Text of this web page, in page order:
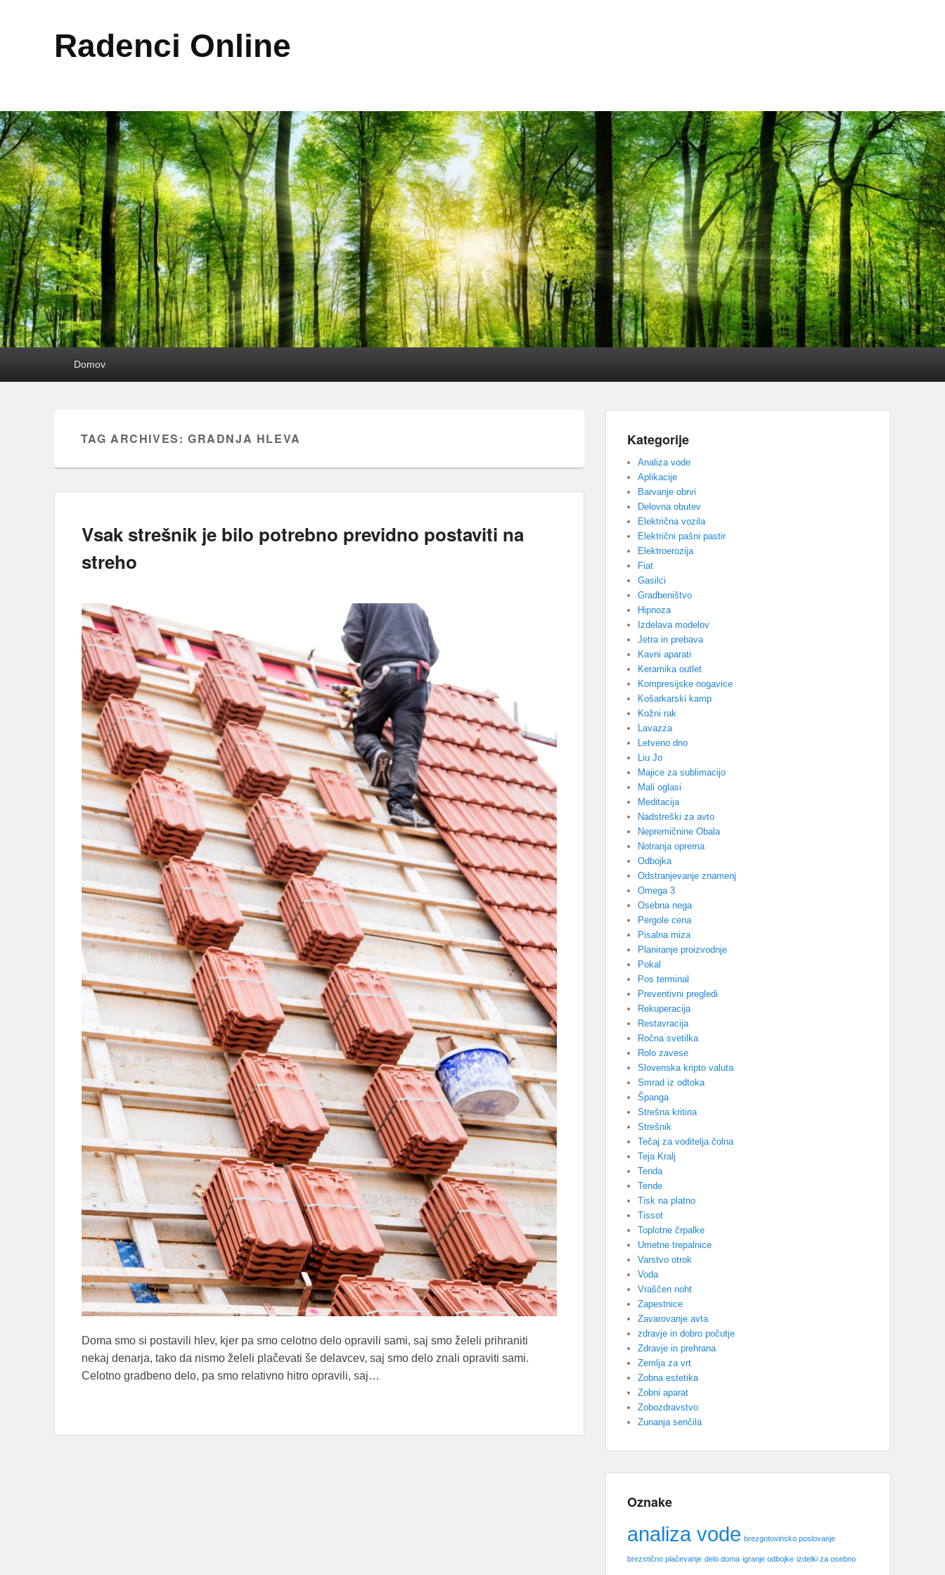
Radenci Online
Domov
TAG ARCHIVES:GRADNJA HLEVA
Vsak strešnik je bilo potrebno previdno postaviti na
streho
Doma smo si postavili hlev, kjer pa smo celotno delo opravili sami, saj smo želeli prihraniti
nekaj denarja, tako da nismo želeli plačevati še delavcev, saj smo delo znali opraviti sami.
Celotno gradbeno delo, pa smo relativno hitro opravili, saj…
Kategorije
Analiza vode
Aplikacije
Barvanje obrvi
Delovna obutev
Električna vozila
Električni pašni pastir
Elektroerozija
Fiat
Gasilci
Gradbeništvo
Hipnoza
Izdelava modelov
Jetra in prebava
Kavni aparati
Keramika outlet
Kompresijske nogavice
Košarkarski kamp
Kožni rak
Lavazza
Letveno dno
Liu Jo
Majice za sublimacijo
Mali oglasi
Meditacija
Nadstreški za avto
Nepremičnine Obala
Notranja oprema
Odbojka
Odstranjevanje znamenj
Omega 3
Osebna nega
Pergole cena
Pisalna miza
Planiranje proizvodnje
Pokal
Pos terminal
Preventivni pregledi
Rekuperacija
Restavracija
Ročna svetilka
Rolo zavese
Slovenska kripto valuta
Smrad iz odtoka
Španga
Strešna kritina
Strešnik
Tečaj za voditelja čolna
Teja Kralj
Tenda
Tende
Tisk na platno
Tissot
Toplotne črpalke
Umetne trepalnice
Varstvo otrok
Voda
Vraščen noht
Zapestnice
Zavarovanje avta
zdravje in dobro počutje
Zdravje in prehrana
Zemlja za vrt
Zobna estetika
Zobni aparat
Zobozdravstvo
Zunanja senčila
Oznake
analiza vode brezgotovinsko poslovanje
brezstično plačevanje delo doma igranje odbojke izdelki za osebno